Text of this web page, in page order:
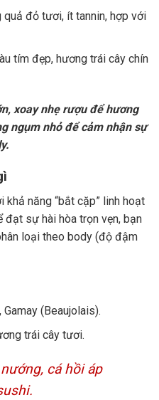
quả đỏ tươi, ít tannin, hợp với
tím đẹp, hương trái cây chín
xoay nhẹ rượu để hương
ngụm nhỏ để cảm nhận sự
năng “bắt cặp” linh hoạt
đạt sự hài hòa trọn vẹn, bạn
loại theo body (độ đậm
(Beaujolais).
trái cây tươi.
cá hồi áp